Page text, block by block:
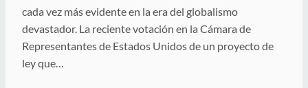
cada vez más evidente en la era del globalismo
devastador. La reciente votación en la Cámara de
Representantes de Estados Unidos de un proyecto de
ley que…